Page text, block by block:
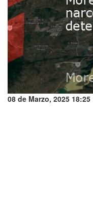
08 de Marzo, 2025 18:25